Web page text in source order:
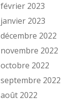
février 2023
janvier 2023
décembre 2022
novembre 2022
octobre 2022
septembre 2022
août 2022